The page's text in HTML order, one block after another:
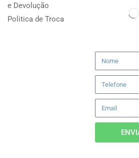
e Devolução
Politica de Troca